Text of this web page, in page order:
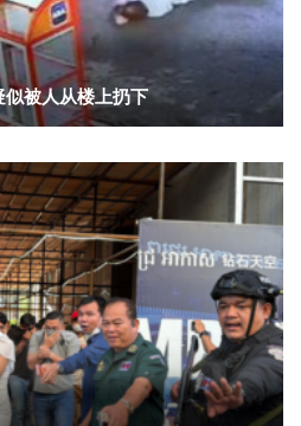
被人从楼上扔下